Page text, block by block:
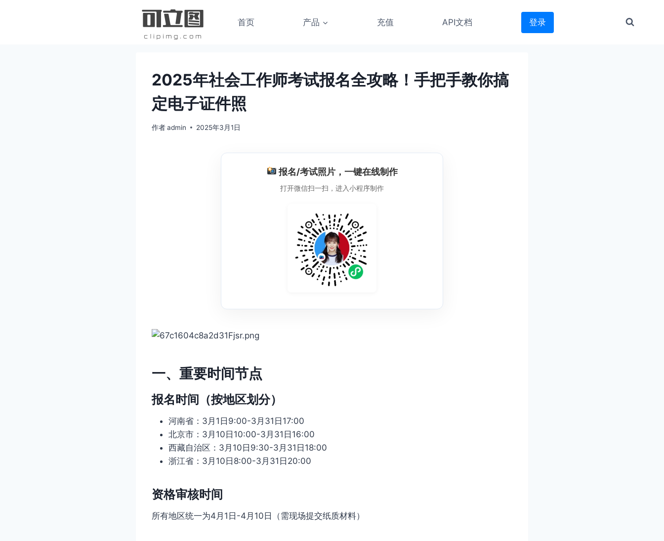
首页 产品 充值 API文档 登录
2025年社会工作师考试报名全攻略！手把手教你搞
定电子证件照
作者admin 2025年3月1日
报名/考试照片，一键在线制作
打开微信扫一扫，进入小程序制作
一、重要时间节点
报名时间（按地区划分）
河南省：3月1日9:00-3月31日17:00
北京市：3月10日10:00-3月31日16:00
西藏自治区：3月10日9:30-3月31日18:00
浙江省：3月10日8:00-3月31日20:00
资格审核时间
所有地区统一为4月1日-4月10日（需现场提交纸质材料）